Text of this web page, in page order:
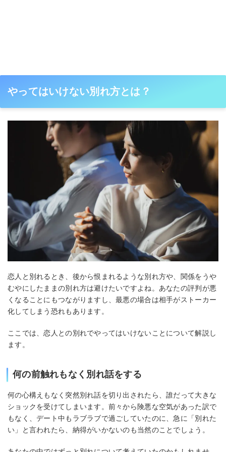
やってはいけない別れ方とは？
恋人と別れるとき、後から恨まれるような別れ方や、関係をうや
むやにしたままの別れ方は避けたいですよね。あなたの評判が悪
くなることにもつながりますし、最悪の場合は相手がストーカー
化してしまう恐れもあります。
ここでは、恋人との別れでやってはいけないことについて解説し
ます。
何の前触れもなく別れ話をする
何の心構えもなく突然別れ話を切り出されたら、誰だって大きな
ショックを受けてしまいます。前々から険悪な空気があった訳で
もなく、デート中もラブラブで過ごしていたのに、急に「別れた
い」と言われたら、納得がいかないのも当然のことでしょう。